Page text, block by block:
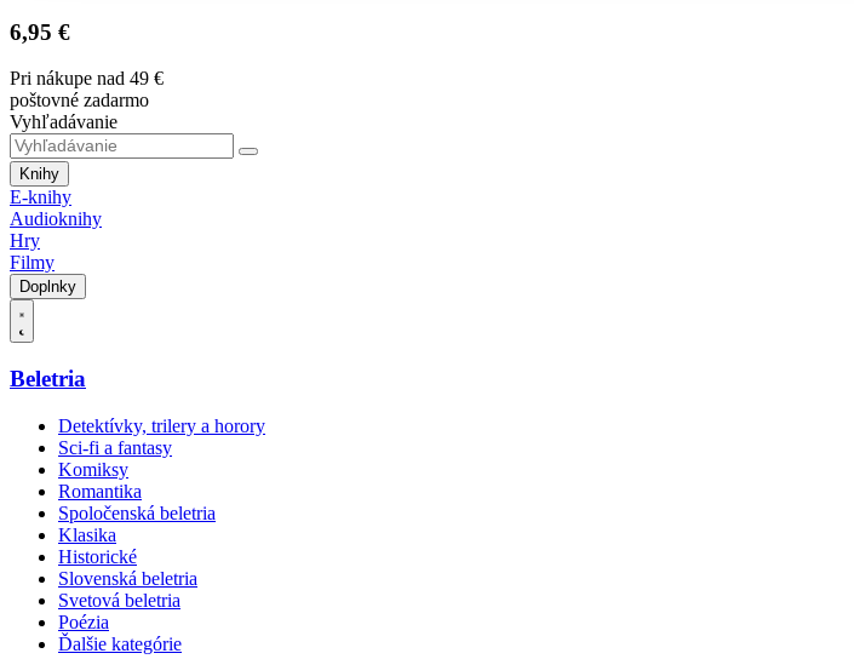
6,95 €
Pri nákupe nad 49 €
poštovné zadarmo
Vyhľadávanie
Knihy
E-knihy
Audioknihy
Hry
Filmy
Doplnky
Beletria
Detektívky, trilery a horory
Sci-fi a fantasy
Komiksy
Romantika
Spoločenská beletria
Klasika
Historické
Slovenská beletria
Svetová beletria
Poézia
Ďalšie kategórie